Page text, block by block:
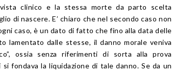
clinico e la stessa morte da parto scelta
di nascere. E’ chiaro che nel secondo caso non
caso, è un dato di fatto che fino alla data delle
lamentato dalle stesse, il danno morale veniva
ossia senza riferimenti di sorta alla prova
fondava la liquidazione di tale danno. Se da un